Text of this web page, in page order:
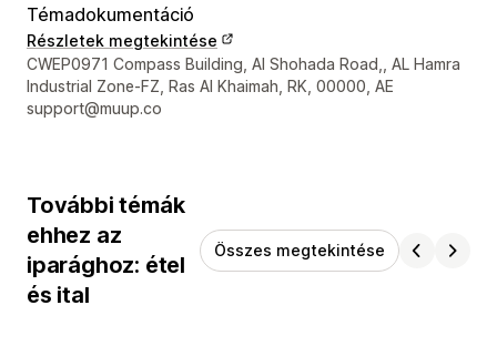
Témadokumentáció
Részletek megtekintése
Dizájner kapcsolattartási adatai
CWEP0971 Compass Building, Al Shohada Road,, AL Hamra
Industrial Zone-FZ, Ras Al Khaimah, RK, 00000, AE
support@muup.co
További témák
ehhez az
iparághoz: étel
és ital
Összes megtekintése